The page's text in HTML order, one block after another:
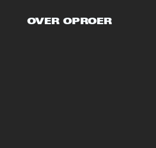
OVER OPROER